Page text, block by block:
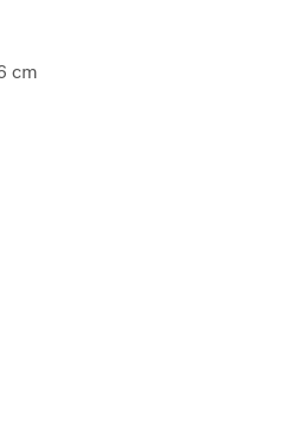
cm